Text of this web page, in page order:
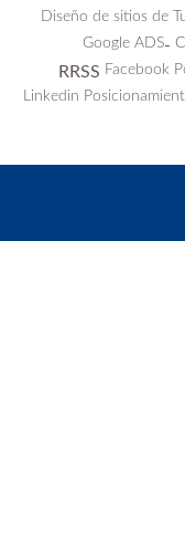
Diseño de sitios de
Google ADS-
RRSS Facebook
Linkedin